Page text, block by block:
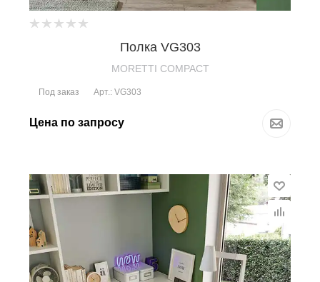
Полка VG303
MORETTI COMPACT
Под заказ Арт.: VG303
Цена по запросу